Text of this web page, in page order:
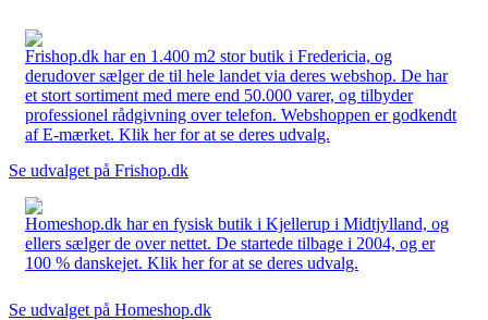
Frishop.dk har en 1.400 m2 stor butik i Fredericia, og
derudover sælger de til hele landet via deres webshop. De har
et stort sortiment med mere end 50.000 varer, og tilbyder
professionel rådgivning over telefon. Webshoppen er godkendt
af E-mærket. Klik her for at se deres udvalg.
Se udvalget på Frishop.dk
Homeshop.dk har en fysisk butik i Kjellerup i Midtjylland, og
ellers sælger de over nettet. De startede tilbage i 2004, og er
100 % danskejet. Klik her for at se deres udvalg.
Se udvalget på Homeshop.dk